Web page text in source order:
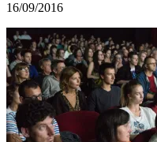
16/09/2016